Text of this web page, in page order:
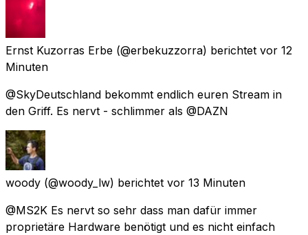
Ernst Kuzorras Erbe (@erbekuzzorra) berichtet vor 12
Minuten
@SkyDeutschland bekommt endlich euren Stream in
den Griff. Es nervt - schlimmer als @DAZN
woody (@woody_lw) berichtet vor 13 Minuten
@MS2K Es nervt so sehr dass man dafür immer
proprietäre Hardware benötigt und es nicht einfach